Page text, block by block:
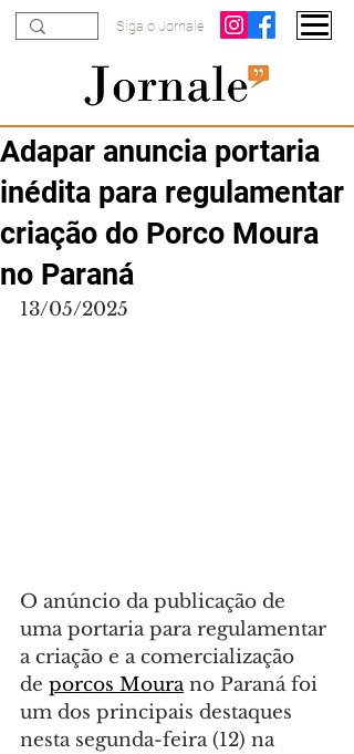
Siga o Jornale
Adapar anuncia portaria
inédita para regulamentar
criação do Porco Moura
no Paraná
13/05/2025
O anúncio da publicação de
uma portaria para regulamentar
a criação e a comercialização
de porcos Moura no Paraná foi
um dos principais destaques
nesta segunda-feira (12) na